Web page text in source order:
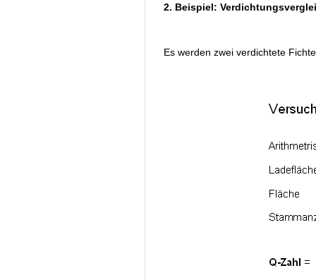
2. Beispiel:
Es werden zwei verdichtete